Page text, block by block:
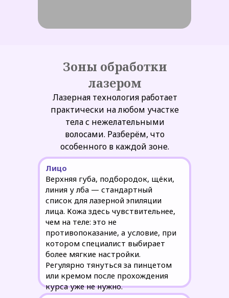
Зоны обработки
лазером
Лицо
Верхняя губа, подбородок, щёки,
линия у лба — стандартный
список для лазерной эпиляции
лица. Кожа здесь чувствительнее,
чем на теле: это не
противопоказание, а условие, при
котором специалист выбирает
более мягкие настройки.
Регулярно тянуться за пинцетом
или кремом после прохождения
курса уже не нужно.
Лазерная технология работает
практически на любом участке
тела с нежелательными
волосами. Разберём, что
особенного в каждой зоне.